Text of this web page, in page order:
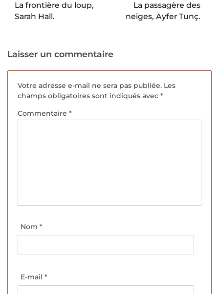
La frontière du loup,
Sarah Hall.
La passagère des
neiges, Ayfer Tunç.
Laisser un commentaire
Votre adresse e-mail ne sera pas publiée. Les
champs obligatoires sont indiqués avec *
Commentaire *
Nom *
E-mail *